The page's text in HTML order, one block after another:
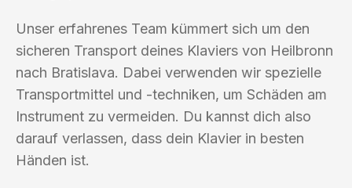
Unser erfahrenes Team kümmert sich um den
sicheren Transport deines Klaviers von Heilbronn
nach Bratislava. Dabei verwenden wir spezielle
Transportmittel und -techniken, um Schäden am
Instrument zu vermeiden. Du kannst dich also
darauf verlassen, dass dein Klavier in besten
Händen ist.